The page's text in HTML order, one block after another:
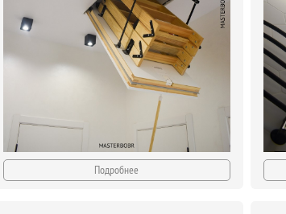
Подробнее